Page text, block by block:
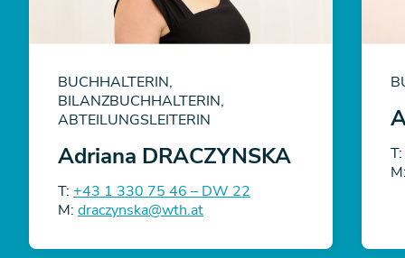
BUCHHALTERIN,
BILANZBUCHHALTERIN,
ABTEILUNGSLEITERIN
Adriana DRACZYNSKA
T: +43 1 330 75 46 – DW 22
M: draczynska@wth.at
T: